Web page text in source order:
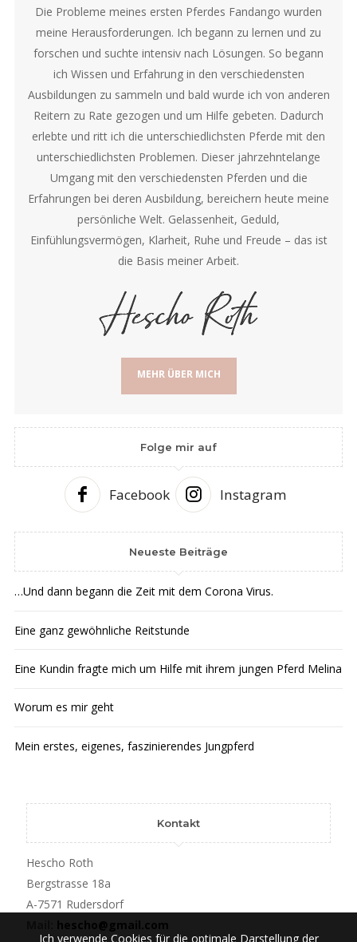
Die Probleme meines ersten Pferdes Fandango wurden
meine Herausforderungen. Ich begann zu lernen und zu
forschen und suchte intensiv nach Lösungen. So begann
ich Wissen und Erfahrung in den verschiedensten
Ausbildungen zu sammeln und bald wurde ich von anderen
Reitern zu Rate gezogen und um Hilfe gebeten. Dadurch
erlebte und ritt ich die unterschiedlichsten Pferde mit den
unterschiedlichsten Problemen. Dieser jahrzehntelange
Umgang mit den verschiedensten Pferden und die
Erfahrungen bei deren Ausbildung, bereichern heute meine
persönliche Welt. Gelassenheit, Geduld,
Einfühlungsvermögen, Klarheit, Ruhe und Freude – das ist
die Basis meiner Arbeit.
MEHR ÜBER MICH
Folge mir auf
Facebook Instagram
Neueste Beiträge
…Und dann begann die Zeit mit dem Corona Virus.
Eine ganz gewöhnliche Reitstunde
Eine Kundin fragte mich um Hilfe mit ihrem jungen Pferd Melina
Worum es mir geht
Mein erstes, eigenes, faszinierendes Jungpferd
Kontakt
Hescho Roth
Bergstrasse 18a
A-7571 Rudersdorf
hescho@gmail.com
Ich verwende Cookies für die optimale Darstellung der